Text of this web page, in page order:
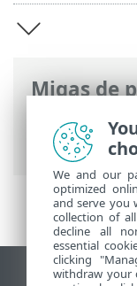
Migas de
Ayuda en
Security for
We and our
optimized
and serve you
collection of
decline all
essential
clicking
withdraw your